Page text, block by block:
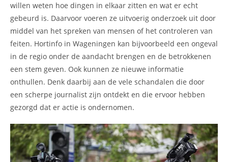
willen weten hoe dingen in elkaar zitten en wat er echt
gebeurd is. Daarvoor voeren ze uitvoerig onderzoek uit door
middel van het spreken van mensen of het controleren van
feiten. Hortinfo in Wageningen kan bijvoorbeeld een ongeval
in de regio onder de aandacht brengen en de betrokkenen
een stem geven. Ook kunnen ze nieuwe informatie
onthullen. Denk daarbij aan de vele schandalen die door
een scherpe journalist zijn ontdekt en die ervoor hebben
gezorgd dat er actie is ondernomen.